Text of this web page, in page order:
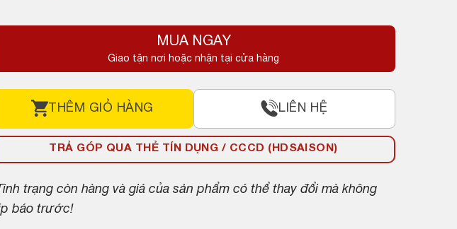
11,490,000 ₫.
₫.
MUA NGAY
Giao tận nơi hoặc nhận tại cửa hàng
THÊM GIỎ HÀNG LIÊN HỆ
TRẢ GÓP QUA THẺ TÍN DỤNG / CCCD (HDSAISON)
trạng còn hàng và giá của sản phẩm có thể thay đổi mà không
báo trước!